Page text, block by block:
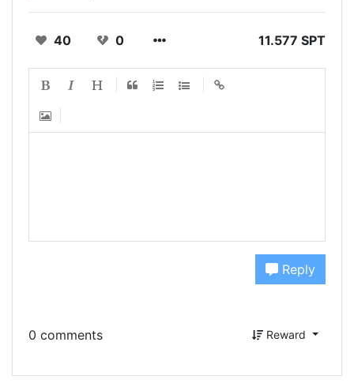
40 0 11.577 SPT
Reply
0 comments Reward